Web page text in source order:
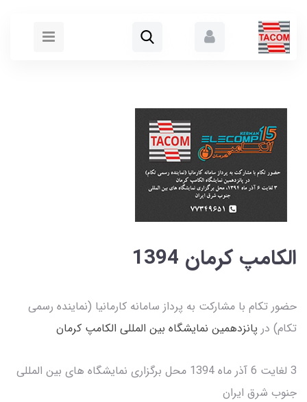
الکامپ کرمان 1394
حضور تکام با مشارکت به پرداز سامانه کارمانیا (نماینده رسمی
تکام) در پانزدهمین نمایشگاه بین المللی الکامپ کرمان
3 لغایت 6 آذر ماه 1394 محل برگزاری نمایشگاه های بین المللی
جنوب شرق ایران